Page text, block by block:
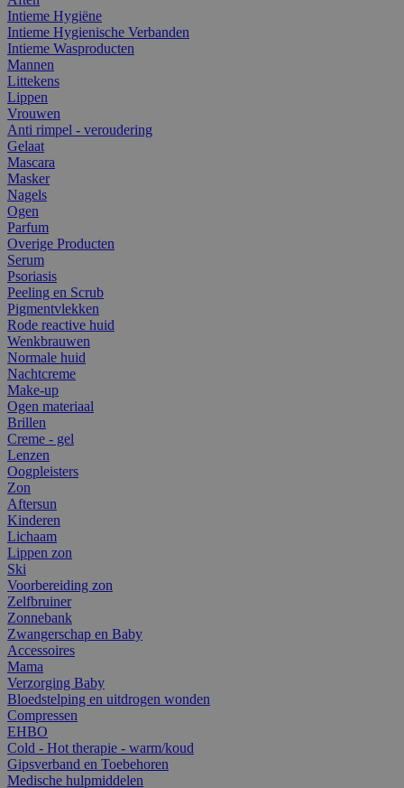
Intieme Hygiëne
Intieme Hygienische Verbanden
Intieme Wasproducten
Mannen
Littekens
Lippen
Vrouwen
Anti rimpel - veroudering
Gelaat
Mascara
Masker
Nagels
Ogen
Parfum
Overige Producten
Serum
Psoriasis
Peeling en Scrub
Pigmentvlekken
Rode reactive huid
Wenkbrauwen
Normale huid
Nachtcreme
Make-up
Ogen materiaal
Brillen
Creme - gel
Lenzen
Oogpleisters
Zon
Aftersun
Kinderen
Lichaam
Lippen zon
Ski
Voorbereiding zon
Zelfbruiner
Zonnebank
Zwangerschap en Baby
Accessoires
Mama
Verzorging Baby
Bloedstelping en uitdrogen wonden
Compressen
EHBO
Cold - Hot therapie - warm/koud
Gipsverband en Toebehoren
Medische hulpmiddelen